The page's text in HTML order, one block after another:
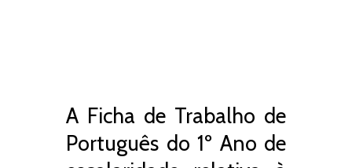
A Ficha de Trabalho de
Português do 1º Ano de